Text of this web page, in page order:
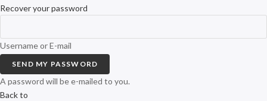
Recover your password
Username or E-mail
SEND MY PASSWORD
A password will be e-mailed to you.
Back to